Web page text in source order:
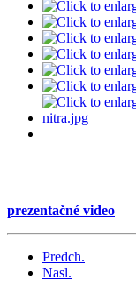
prezentačné video
Predch.
Nasl.